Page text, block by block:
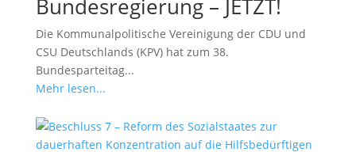
Bundesregierung – JETZT!
Die Kommunalpolitische Vereinigung der CDU und
CSU Deutschlands (KPV) hat zum 38.
Bundesparteitag...
Mehr lesen...